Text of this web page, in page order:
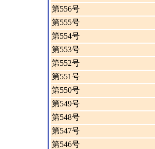
第556号
第555号
第554号
第553号
第552号
第551号
第550号
第549号
第548号
第547号
第546号